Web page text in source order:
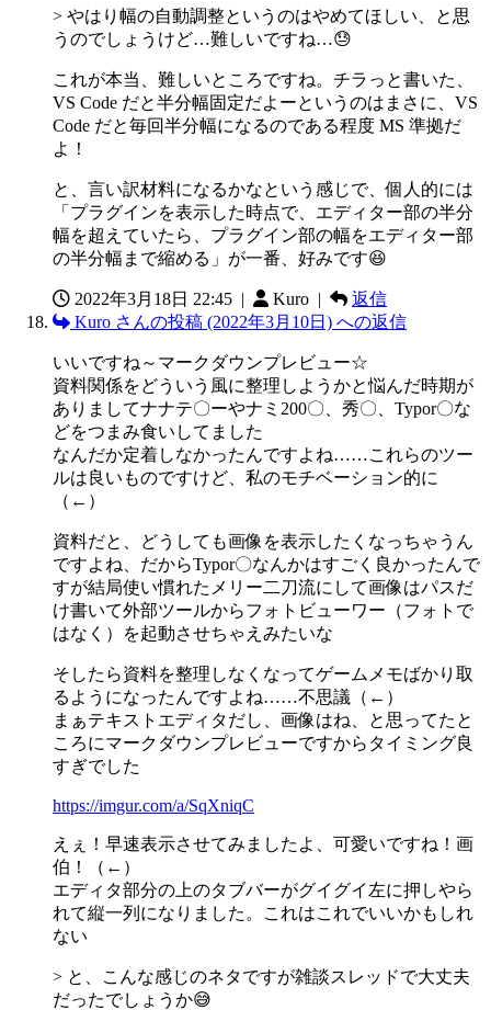
> やはり幅の自動調整というのはやめてほしい、と思
うのでしょうけど…難しいですね…😓
これが本当、難しいところですね。チラっと書いた、
VS Code だと半分幅固定だよーというのはまさに、VS
Code だと毎回半分幅になるのである程度 MS 準拠だ
よ！
と、言い訳材料になるかなという感じで、個人的には
「プラグインを表示した時点で、エディター部の半分
幅を超えていたら、プラグイン部の幅をエディター部
の半分幅まで縮める」が一番、好みです😆
2022年3月18日 22:45 | Kuro |
返信
Kuro さんの投稿 (2022年3月10日) への返信
いいですね～マークダウンプレビュー☆
資料関係をどういう風に整理しようかと悩んだ時期が
ありましてナナテ〇ーやナミ200〇、秀〇、Typor〇な
どをつまみ食いしてました
なんだか定着しなかったんですよね……これらのツー
ルは良いものですけど、私のモチベーション的に
（←）
資料だと、どうしても画像を表示したくなっちゃうん
ですよね、だからTypor〇なんかはすごく良かったんで
すが結局使い慣れたメリー二刀流にして画像はパスだ
け書いて外部ツールからフォトビューワー（フォトで
はなく）を起動させちゃえみたいな
そしたら資料を整理しなくなってゲームメモばかり取
るようになったんですよね……不思議（←）
まぁテキストエディタだし、画像はね、と思ってたと
ころにマークダウンプレビューですからタイミング良
すぎでした
https://imgur.com/a/SqXniqC
えぇ！早速表示させてみましたよ、可愛いですね！画
伯！（←）
エディタ部分の上のタブバーがグイグイ左に押しやら
れて縦一列になりました。これはこれでいいかもしれ
ない
> と、こんな感じのネタですが雑談スレッドで大丈夫
だったでしょうか😅